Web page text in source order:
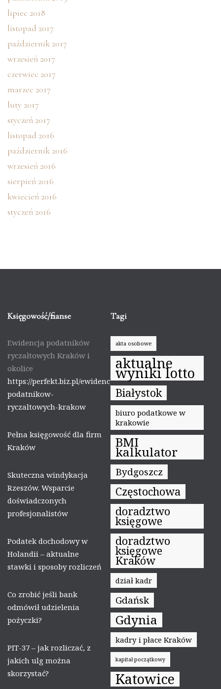
lipiec 2018
listopad 2017
październik 2017
wrzesień 2017
czerwiec 2017
marzec 2017
luty 2017
styczeń 2017
listopad 2016
październik 2016
wrzesień 2016
sierpień 2016
kwiecień 2016
styczeń 2016
Księgowość/finanse
Ewidencja podatników
ryczałtowych Kraków i
okolice
https://perfekt.biz.pl/ewidencja-
podatnikow-
ryczaltowych-krakow
Pełna księgowość dla firm
Kraków
Skuteczna windykacja
Rzeszów. Wsparcie
doświadczonych
profesjonalistów
Podatek dochodowy w
Holandii – aktualne
stawki i sposoby rozliczeń
Co zrobić jeśli bank
odmówił udzielenia
pożyczki?
PIT-37 – jak rozliczać, z
jakich ulg można
skorzystać?
Tagi
akta osobowe
aktualne
wyniki lotto
Białystok
biuro podatkowe w
krakowie
BMI
kalkulator
Bydgoszcz
Częstochowa
doradztwo
księgowe
doradztwo
księgowe
Kraków
dział kadr
Gdańsk
Gdynia
kadry i płace Kraków
kapitał początkowy
Katowice